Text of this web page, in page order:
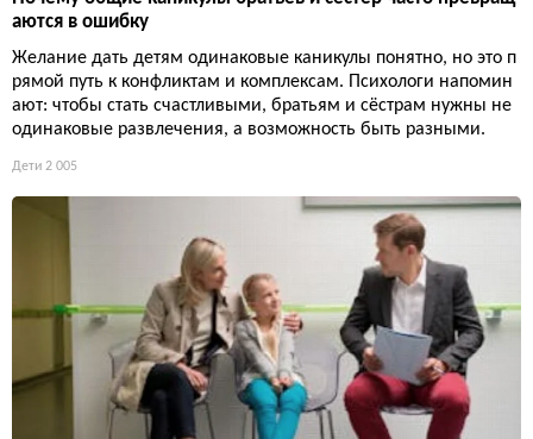
аются в ошибку
Желание дать детям одинаковые каникулы понятно, но это п
рямой путь к конфликтам и комплексам. Психологи напомин
ают: чтобы стать счастливыми, братьям и сёстрам нужны не
одинаковые развлечения, а возможность быть разными.
Дети 2 005